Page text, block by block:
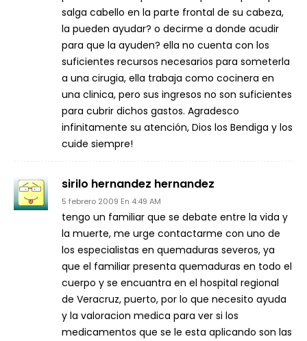
salga cabello en la parte frontal de su cabeza,
la pueden ayudar? o decirme a donde acudir
para que la ayuden? ella no cuenta con los
suficientes recursos necesarios para someterla
a una cirugia, ella trabaja como cocinera en
una clinica, pero sus ingresos no son suficientes
para cubrir dichos gastos. Agradesco
infinitamente su atención, Dios los Bendiga y los
cuide siempre!
sirilo hernandez hernandez
5 febrero 2009 En 4:49 AM
tengo un familiar que se debate entre la vida y
la muerte, me urge contactarme con uno de
los especialistas en quemaduras severos, ya
que el familiar presenta quemaduras en todo el
cuerpo y se encuantra en el hospital regional
de Veracruz, puerto, por lo que necesito ayuda
y la valoracion medica para ver si los
medicamentos que se le esta aplicando son las